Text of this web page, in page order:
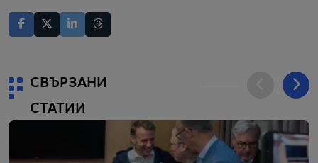
СВЪРЗАНИ
СТАТИИ